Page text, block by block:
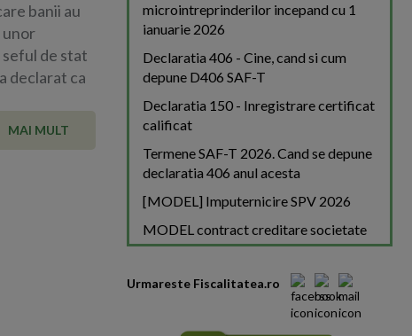
banii au
unor
de stat
declarat ca
MAI MULT
microintreprinderilor incepand cu 1
ianuarie 2026
Declaratia 406 - Cine, cand si cum
depune D406 SAF-T
Declaratia 150 - Inregistrare certificat
calificat
Termene SAF-T 2026. Cand se depune
declaratia 406 anul acesta
[MODEL] Imputernicire SPV 2026
MODEL contract creditare societate
Urmareste Fiscalitatea.ro